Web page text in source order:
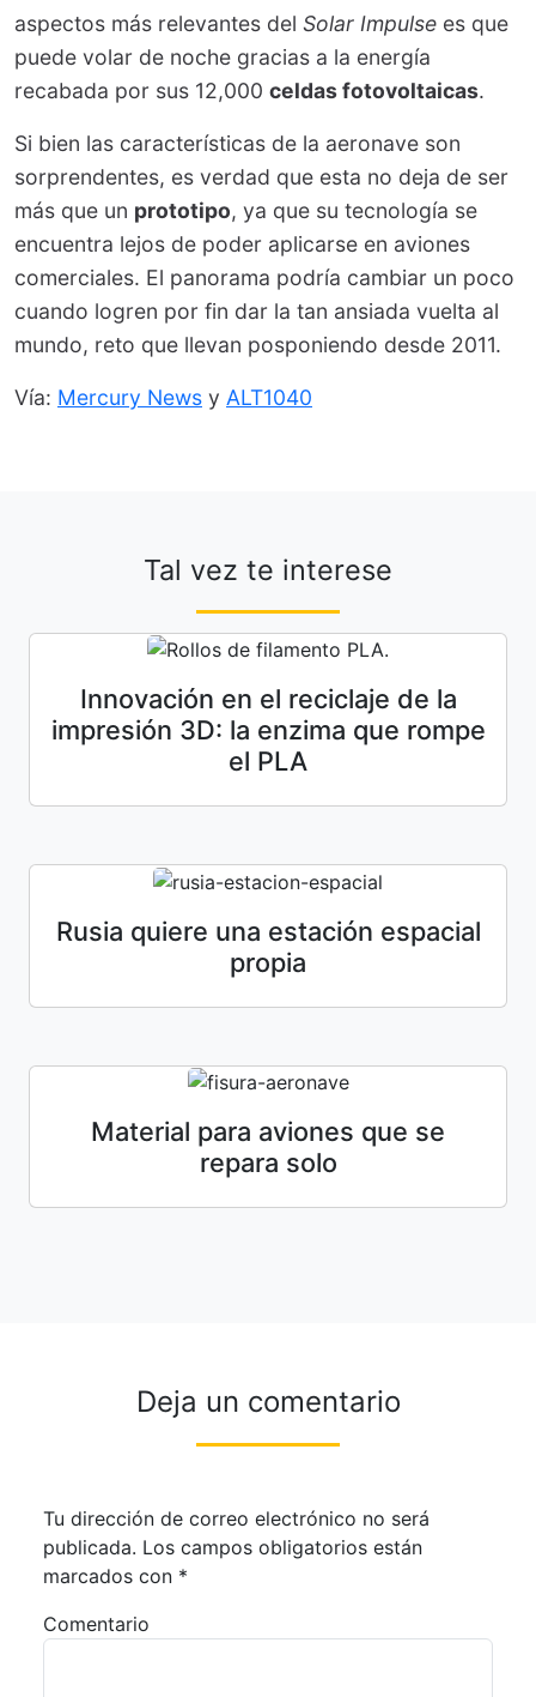
aspectos más relevantes del Solar Impulse es que
puede volar de noche gracias a la energía
recabada por sus 12,000 celdas fotovoltaicas.
Si bien las características de la aeronave son
sorprendentes, es verdad que esta no deja de ser
más que un prototipo, ya que su tecnología se
encuentra lejos de poder aplicarse en aviones
comerciales. El panorama podría cambiar un poco
cuando logren por fin dar la tan ansiada vuelta al
mundo, reto que llevan posponiendo desde 2011.
Vía: Mercury News y ALT1040
Tal vez te interese
Innovación en el reciclaje de la
impresión 3D: la enzima que rompe
el PLA
Rusia quiere una estación espacial
propia
Material para aviones que se
repara solo
Deja un comentario
Tu dirección de correo electrónico no será
publicada. Los campos obligatorios están
marcados con *
Comentario